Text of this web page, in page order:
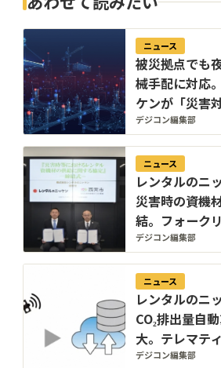
ニュース
被災拠点でも
械手配に対応
ケンが「災害
ン」を開設
デジコン編集部
ニュース
レンタルのニ
災害時の資機
結。フォーク
点」の混乱を防
デジコン編集部
ニュース
レンタルのニ
CO₂排出量自
大。テレマテ
の見える化と
デジコン編集部